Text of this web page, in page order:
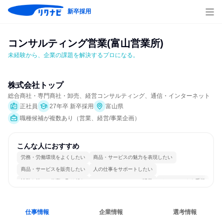
新卒採用
コンサルティング営業(富山営業所)
未経験から、企業の課題を解決するプロになる。
株式会社トップ
総合商社・専門商社・卸売、経営コンサルティング、通信・インターネット
正社員
27年卒 新卒採用
富山県
職種候補が複数あり（営業、経営/事業企画）
こんな人におすすめ
労務・労働環境をよくしたい 商品・サービスの魅力を表現したい
商品・サービスを販売したい 人の仕事をサポートしたい
情熱を持って仕事に取り組む コミュニケーションが活発 チームワークを重視
仕事情報 企業情報 選考情報